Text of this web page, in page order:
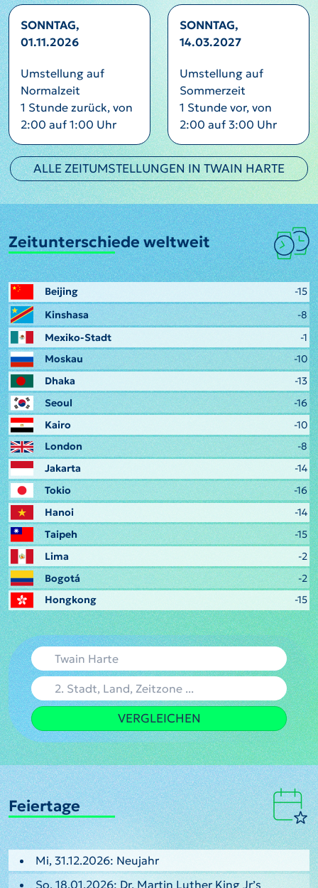
SONNTAG,
01.11.2026
Umstellung auf
Normalzeit
1 Stunde zurück, von
2:00 auf 1:00 Uhr
SONNTAG,
14.03.2027
Umstellung auf
Sommerzeit
1 Stunde vor, von
2:00 auf 3:00 Uhr
ALLE ZEITUMSTELLUNGEN IN TWAIN HARTE
Zeitunterschiede weltweit
Beijing
-15
Kinshasa
-8
Mexiko-Stadt
-1
Moskau
-10
Dhaka
-13
Seoul
-16
Kairo
-10
London
-8
Jakarta
-14
Tokio
-16
Hanoi
-14
Taipeh
-15
Lima
-2
Bogotá
-2
Hongkong
-15
VERGLEICHEN
Feiertage
Mi, 31.12.2026: Neujahr
So, 18.01.2026: Dr. Martin Luther King Jr’s